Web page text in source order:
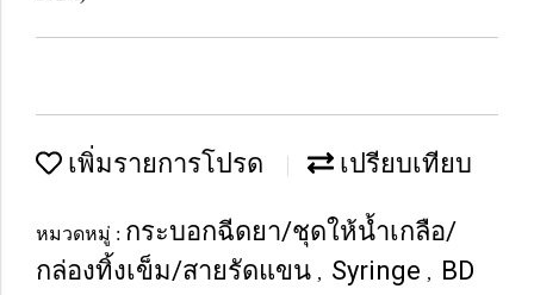
เพิ่มรายการโปรด เปรียบเทียบ
หมวดหมู่ : กระบอกฉีดยา/ชุดให้น้ำเกลือ/
กล่องทิ้งเข็ม/สายรัดแขน , Syringe , BD